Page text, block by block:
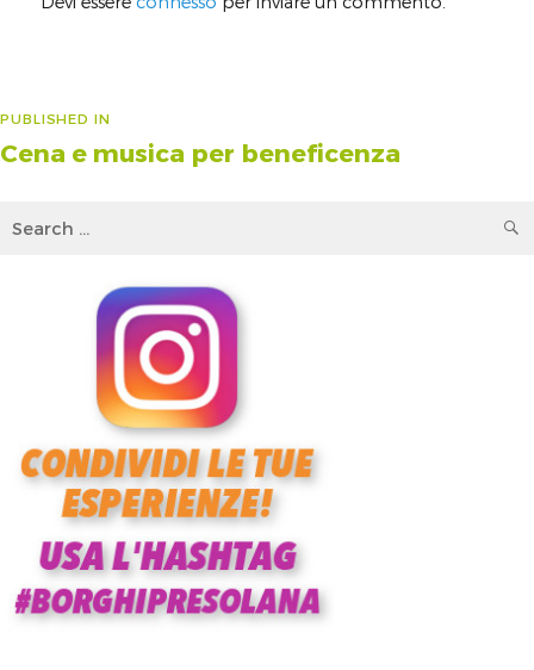
Navigazione
articoli
PUBLISHED IN
Cena e musica per beneficenza